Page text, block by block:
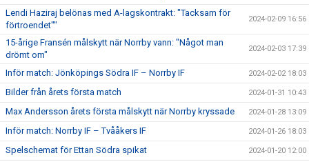
Lendi Haziraj belönas med A-lagskontrakt: "Tacksam för
förtroendet""
2024-02-09 16:56
15-årige Fransén målskytt när Norrby vann: "Något man
drömt om"
2024-02-03 17:39
Inför match: Jönköpings Södra IF – Norrby IF 2024-02-02 18:03
Bilder från årets första match 2024-01-31 10:43
Max Andersson årets första målskytt när Norrby kryssade 2024-01-28 13:09
Inför match: Norrby IF – Tvååkers IF 2024-01-26 18:03
Spelschemat för Ettan Södra spikat 2024-01-20 12:00